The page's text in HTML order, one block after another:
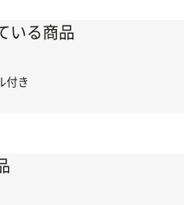
いる商品
き コントローラー＆ポイント切